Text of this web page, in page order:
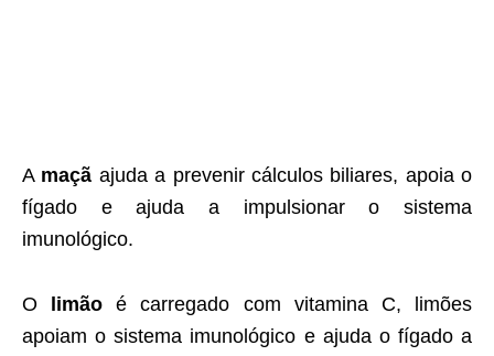
A maçã ajuda a prevenir cálculos biliares, apoia o
fígado e ajuda a impulsionar o sistema
imunológico.
O limão é carregado com vitamina C, limões
apoiam o sistema imunológico e ajuda o fígado a